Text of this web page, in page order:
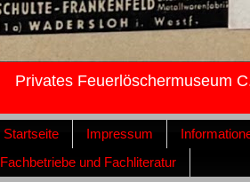
Privates Feuerlöschermuseum
Startseite Impressum
Fachbetriebe und Fachliteratur